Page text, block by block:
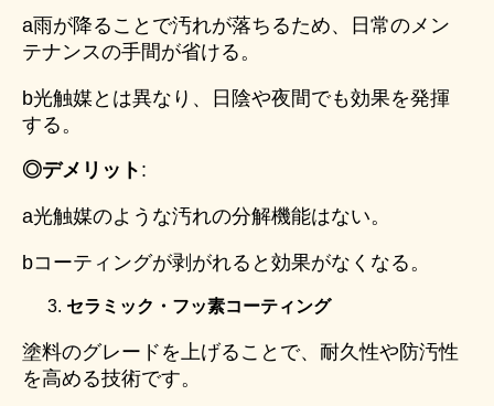
a雨が降ることで汚れが落ちるため、日常のメン
テナンスの手間が省ける。
b光触媒とは異なり、日陰や夜間でも効果を発揮
する。
◎デメリット :
a光触媒のような汚れの分解機能はない。
bコーティングが剥がれると効果がなくなる。
セラミック・フッ素コーティング
塗料のグレードを上げることで、耐久性や防汚性
を高める技術です。